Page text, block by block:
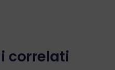
correlati